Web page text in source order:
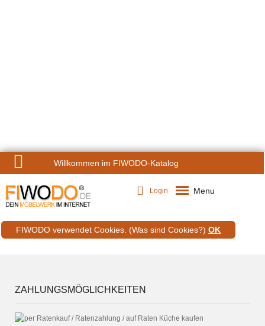
Willkommen im FIWODO-Katalog
Login Menu
FIWODO verwendet Cookies. (Was sind Cookies?) OK
ZAHLUNGSMÖGLICHKEITEN